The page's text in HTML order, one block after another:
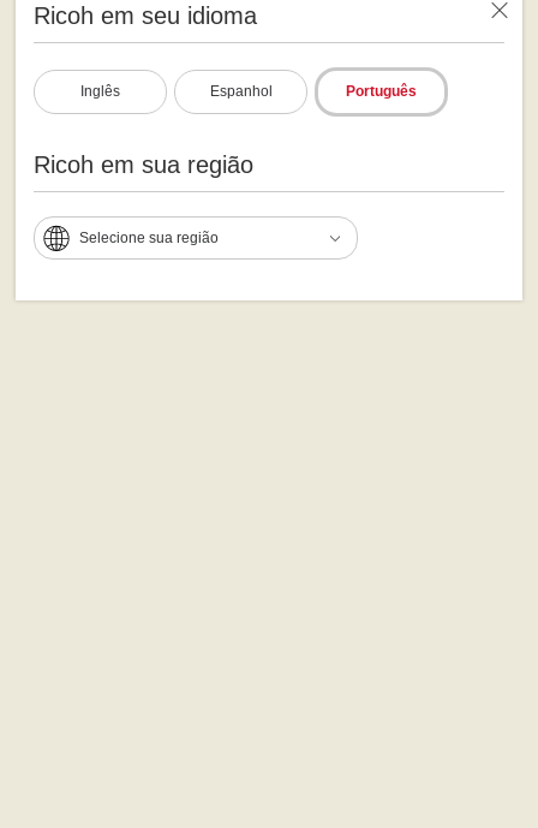
Ricoh em seu idioma
Inglês Espanhol Português
Ricoh em sua região
Selecione sua região